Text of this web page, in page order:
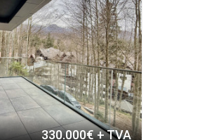
330.000€ + TVA